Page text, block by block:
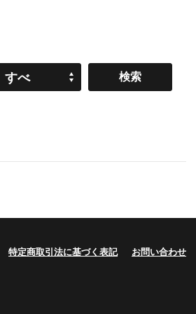
すべ
特定商取引法に基づく表記 お問い合わせ